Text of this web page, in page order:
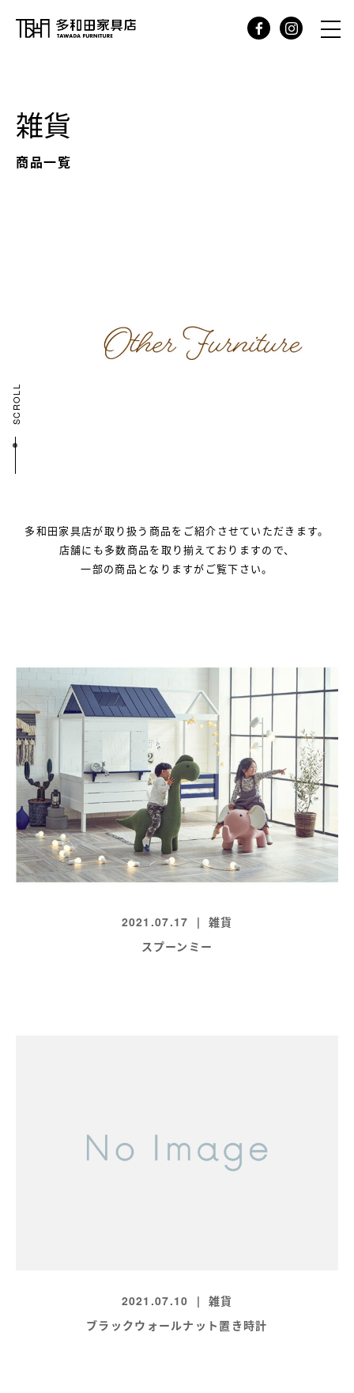
雑貨
商品一覧
SCROLL
多和田家具店が取り扱う商品を ご紹介させていただきます。
店舗にも多数商品を取り揃えておりますので、
一部の商品となりますがご覧下さい。
2021.07.17
雑貨
スプーンミー
2021.07.10
雑貨
ブラックウォールナット置き時計